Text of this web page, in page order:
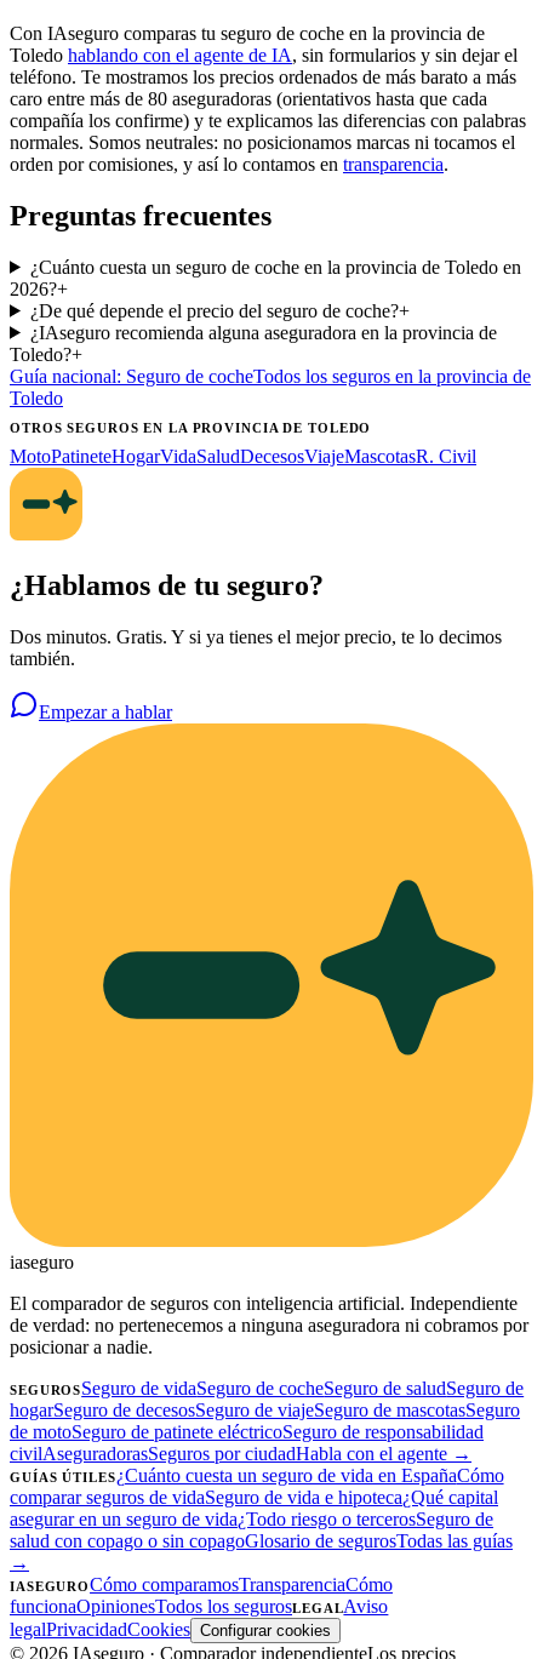
Con IAseguro comparas tu seguro de coche en la provincia de
Toledo hablando con el agente de IA, sin formularios y sin dejar el
teléfono. Te mostramos los precios ordenados de más barato a más
caro entre más de 80 aseguradoras (orientativos hasta que cada
compañía los confirme) y te explicamos las diferencias con palabras
normales. Somos neutrales: no posicionamos marcas ni tocamos el
orden por comisiones, y así lo contamos en transparencia.
Preguntas frecuentes
¿Cuánto cuesta un seguro de coche en la provincia de Toledo en
2026?+
¿De qué depende el precio del seguro de coche?+
¿IAseguro recomienda alguna aseguradora en la provincia de
Toledo?+
Guía nacional: Seguro de cocheTodos los seguros en la provincia de
Toledo
OTROS SEGUROSEN LA PROVINCIA DE TOLEDO
MotoPatineteHogarVidaSaludDecesosViajeMascotasR. Civil
¿Hablamos de tu seguro?
Dos minutos. Gratis. Y si ya tienes el mejor precio, te lo decimos
también.
Empezar a hablar
iaseguro
El comparador de seguros con inteligencia artificial. Independiente
de verdad: no pertenecemos a ninguna aseguradora ni cobramos por
posicionar a nadie.
SEGUROSSeguro de vidaSeguro de cocheSeguro de saludSeguro de
hogarSeguro de decesosSeguro de viajeSeguro de mascotasSeguro
de motoSeguro de patinete eléctricoSeguro de responsabilidad
civilAseguradorasSeguros por ciudadHabla con el agente →
GUÍAS ÚTILES¿Cuánto cuesta un seguro de vida en EspañaCómo
comparar seguros de vidaSeguro de vida e hipoteca¿Qué capital
asegurar en un seguro de vida¿Todo riesgo o tercerosSeguro de
salud con copago o sin copagoGlosario de segurosTodas las guías
→
IASEGUROCómo comparamosTransparenciaCómo
funcionaOpinionesTodos los segurosLEGALAviso
legalPrivacidadCookies Configurar cookies
© 2026 IAseguro · Comparador independienteLos precios